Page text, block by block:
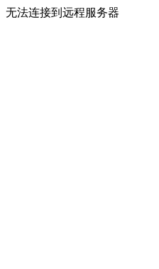
无法连接到远程服务器